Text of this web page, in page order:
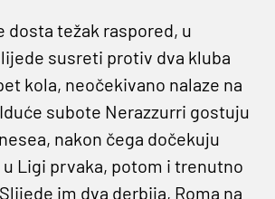
dosta težak raspored, u
susreti protiv dva kluba
kola, neočekivano nalaze na
subote Nerazzurri gostuju
nakon čega dočekuju
u Ligi prvaka, potom i trenutno
im dva derbija, Roma na